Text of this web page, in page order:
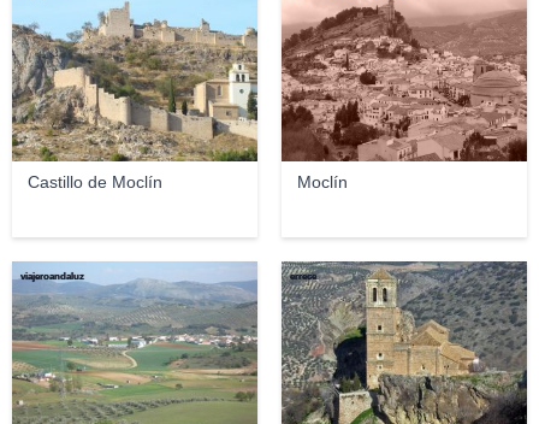
Castillo de Moclín Moclín
viajeroandaluz errece